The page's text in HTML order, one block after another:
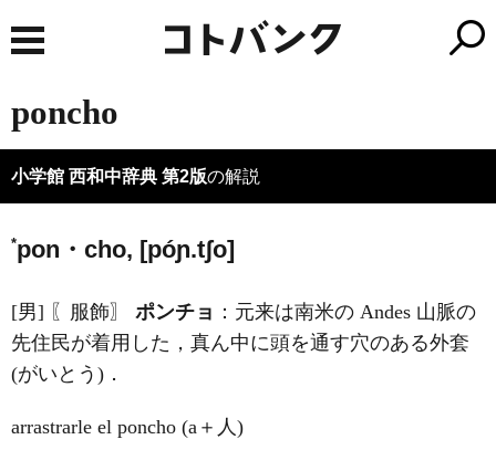
poncho
小学館 西和中辞典 第2版の解説
*pon・cho, [póɲ.tʃo]
[男] 〖服飾〗 ポンチョ ：元来は南米の Andes 山脈の
先住民が着用した，真ん中に頭を通す穴のある外套
(がいとう)．
arrastrarle el poncho (a＋人)